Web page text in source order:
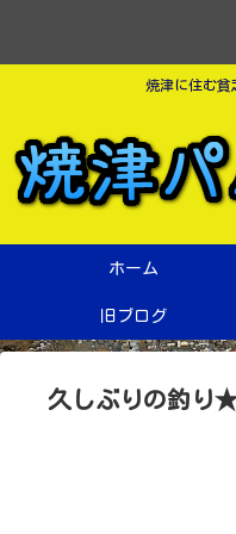
焼津に住む貧
ホーム
旧ブログ
久しぶりの釣り